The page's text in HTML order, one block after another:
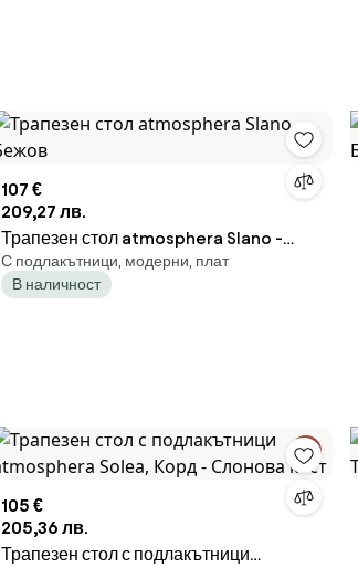
107 €
209,27 лв.
Трапезен стол atmosphera Slano -
Бежов
С подлакътници, модерни, плат
В наличност
105 €
205,36 лв.
Трапезен стол с подлакътници